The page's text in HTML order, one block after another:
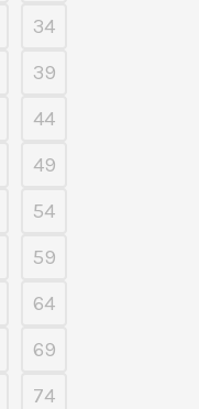
34
39
44
49
54
59
64
69
74